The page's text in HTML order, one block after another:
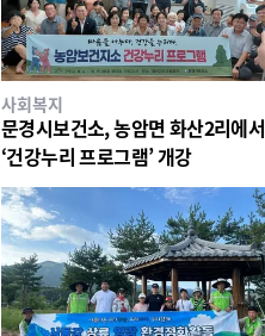
사회복지
문경시보건소, 농암면 화산2리에서
‘건강누리 프로그램’ 개강